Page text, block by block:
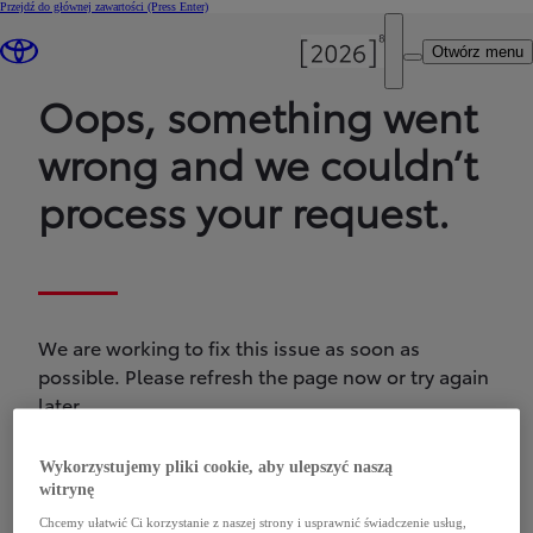
Przejdź do głównej zawartości (Press Enter)
Otwórz menu
Oops, something went
wrong and we couldn’t
process your request.
We are working to fix this issue as soon as
possible. Please refresh the page now or try again
later.
Wykorzystujemy pliki cookie, aby ulepszyć naszą
witrynę
Chcemy ułatwić Ci korzystanie z naszej strony i usprawnić świadczenie usług,